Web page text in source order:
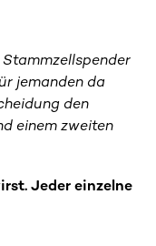
jemanden da
den
einem zweiten
Jeder einzelne